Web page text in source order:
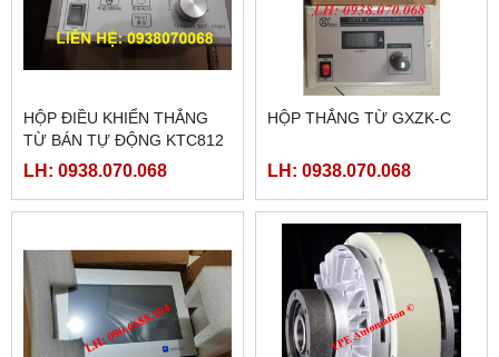
HỘP ĐIỀU KHIỂN THẮNG
TỪ BÁN TỰ ĐỘNG KTC812
LH: 0938.070.068
HỘP THẮNG TỪ GXZK-C
LH: 0938.070.068